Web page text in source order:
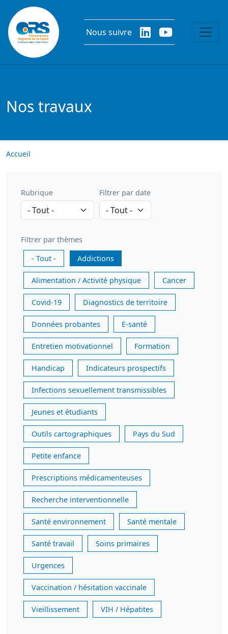
Aller au contenu principal
Nous suivre
Nos travaux
Accueil
Rubrique Filtrer par date
Filtrer par thèmes
- Tout -
Addictions
Alimentation / Activité physique Cancer
Covid-19 Diagnostics de territoire
Données probantes E-santé
Entretien motivationnel Formation
Handicap Indicateurs prospectifs
Infections sexuellement transmissibles
Jeunes et étudiants
Outils cartographiques Pays du Sud
Petite enfance
Prescriptions médicamenteuses
Recherche interventionnelle
Santé environnement Santé mentale
Santé travail Soins primaires
Urgences
Vaccination / hésitation vaccinale
Vieillissement VIH / Hépatites